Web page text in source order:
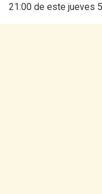
21:00 de este jueves